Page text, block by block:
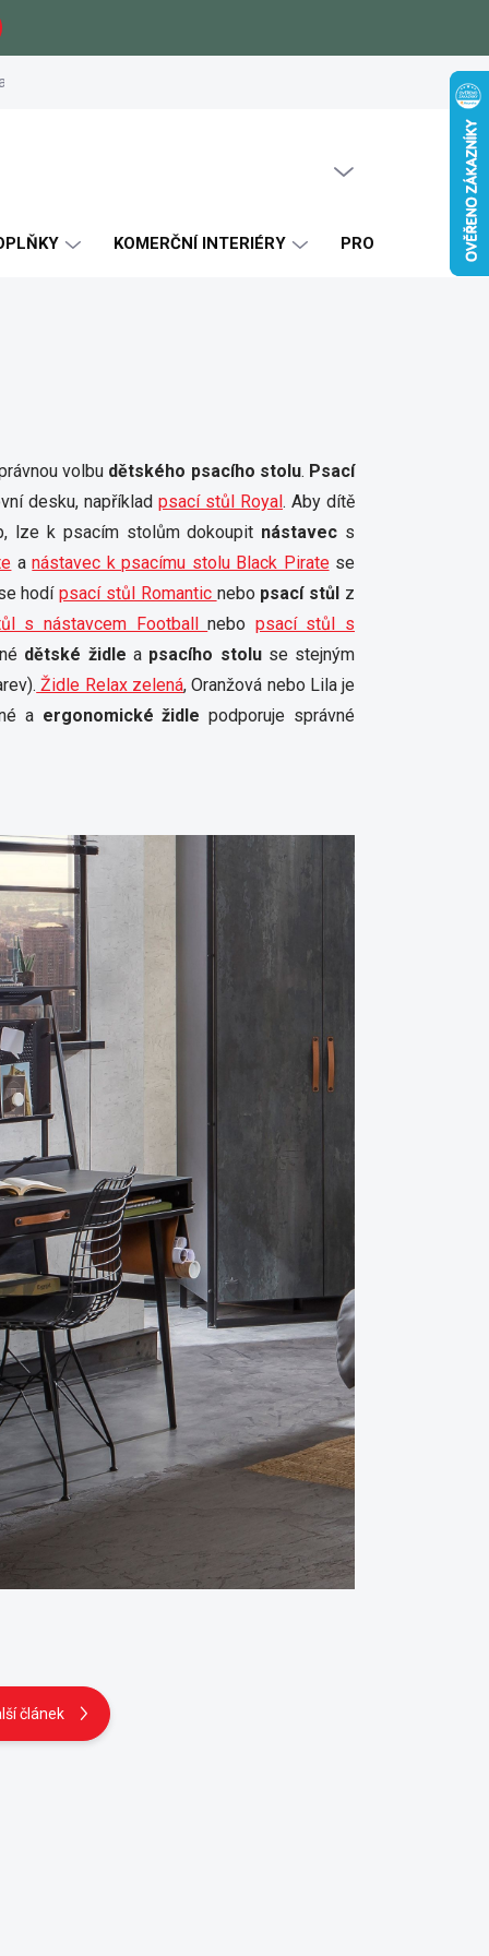
Certifikáty
KOMERČNÍ INTERIÉRY PRO KLUKY
volbu dětského psacího stolu. Psací
desku, například psací stůl Royal. Aby dítě
lze k psacím stolům dokoupit nástavec s
anástavec k psacímu stolu Black Piratese
hodípsací stůl Romantic nebo psací stůl z
s nástavcem Footballnebo psací stůl s
dětské židle apsacího stoluse stejným
Židle Relax zelená, Oranžová nebo Lila je
a ergonomické židle podporuje správné
článek